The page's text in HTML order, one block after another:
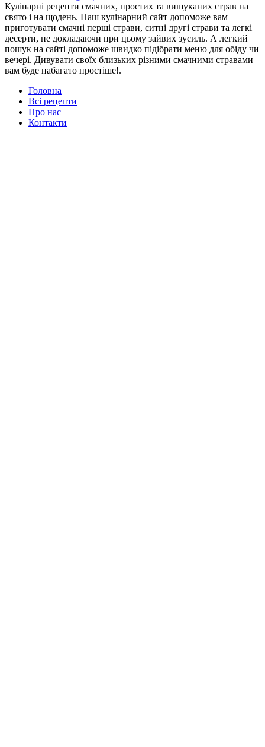
Кулінарні рецепти смачних, простих та вишуканих страв на
свято і на щодень. Наш кулінарний сайт допоможе вам
приготувати смачні перші страви, ситні другі страви та легкі
десерти, не докладаючи при цьому зайвих зусиль. А легкий
пошук на сайті допоможе швидко підібрати меню для обіду чи
вечері. Дивувати своїх близьких різними смачними стравами
вам буде набагато простіше!.
Головна
Всі рецепти
Про нас
Контакти